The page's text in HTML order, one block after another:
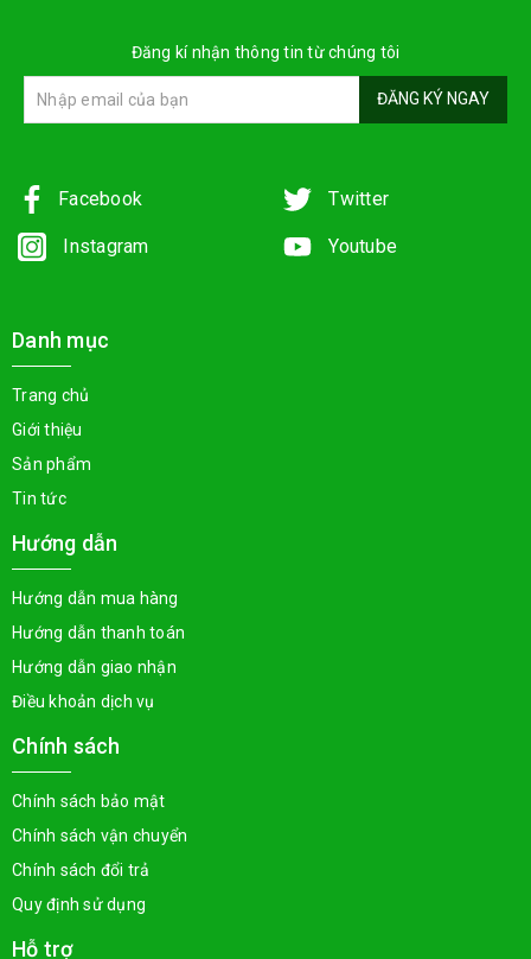
Đăng kí nhận thông tin từ chúng tôi
ĐĂNG KÝ NGAY
Facebook Twitter
Instagram Youtube
Danh mục
Trang chủ
Giới thiệu
Sản phẩm
Tin tức
Hướng dẫn
Hướng dẫn mua hàng
Hướng dẫn thanh toán
Hướng dẫn giao nhận
Điều khoản dịch vụ
Chính sách
Chính sách bảo mật
Chính sách vận chuyển
Chính sách đổi trả
Quy định sử dụng
Hỗ trợ